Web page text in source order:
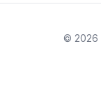
© 2026